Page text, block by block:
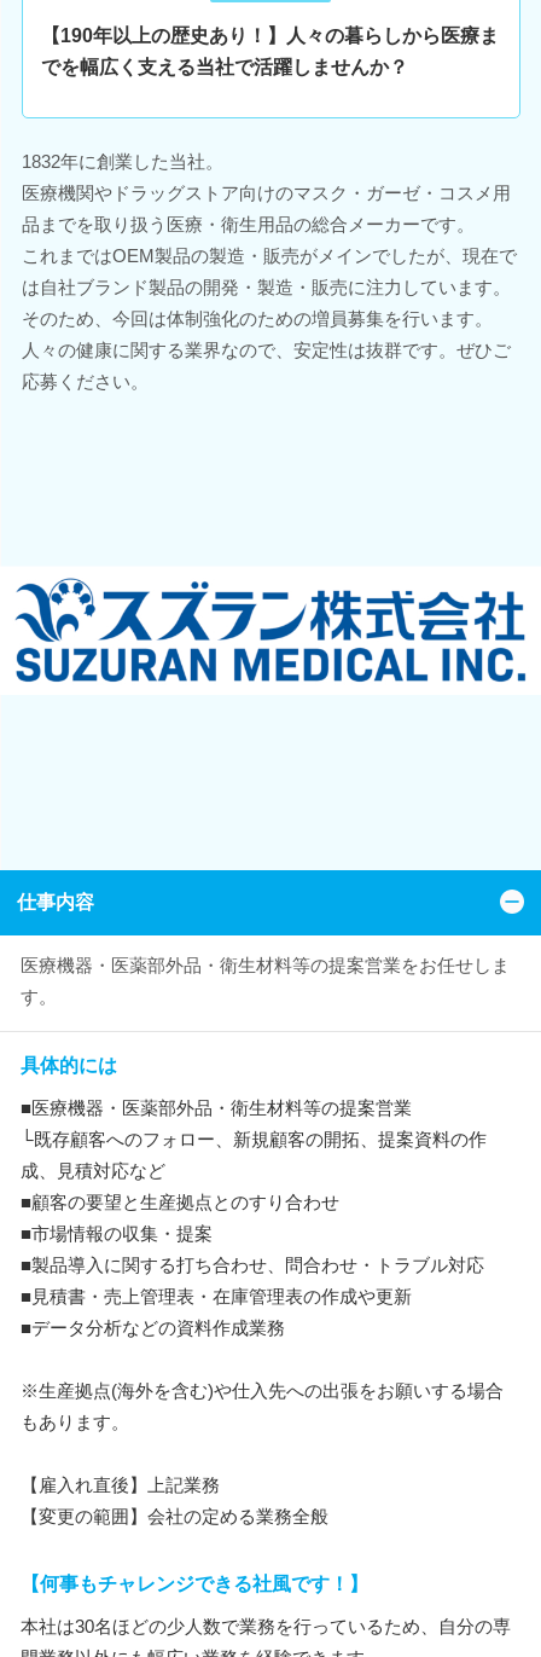
【190年以上の歴史あり！】人々の暮らしから医療ま
でを幅広く支える当社で活躍しませんか？
1832年に創業した当社。
医療機関やドラッグストア向けのマスク・ガーゼ・コスメ用
品までを取り扱う医療・衛生用品の総合メーカーです。
これまではOEM製品の製造・販売がメインでしたが、現在で
は自社ブランド製品の開発・製造・販売に注力しています。
そのため、今回は体制強化のための増員募集を行います。
人々の健康に関する業界なので、安定性は抜群です。ぜひご
応募ください。
仕事内容
医療機器・医薬部外品・衛生材料等の提案営業をお任せしま
す。
具体的には
■医療機器・医薬部外品・衛生材料等の提案営業
└既存顧客へのフォロー、新規顧客の開拓、提案資料の作
成、見積対応など
■顧客の要望と生産拠点とのすり合わせ
■市場情報の収集・提案
■製品導入に関する打ち合わせ、問合わせ・トラブル対応
■見積書・売上管理表・在庫管理表の作成や更新
■データ分析などの資料作成業務
※生産拠点(海外を含む)や仕入先への出張をお願いする場合
もあります。
【雇入れ直後】上記業務
【変更の範囲】会社の定める業務全般
【何事もチャレンジできる社風です！】
本社は30名ほどの少人数で業務を行っているため、自分の専